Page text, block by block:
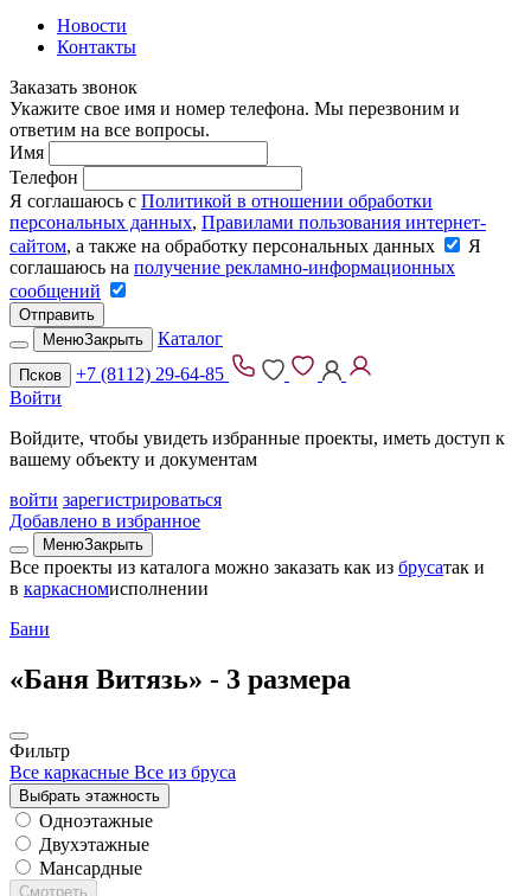
Новости
Контакты
Заказать звонок
Укажите свое имя и номер телефона. Мы перезвоним и
ответим на все вопросы.
Имя
Телефон
Я соглашаюсь с Политикой в отношении обработки
персональных данных, Правилами пользования интернет-
сайтом, а также на обработку персональных данных
Я
соглашаюсь на получение рекламно-информационных
сообщений
Отправить
МенюЗакрыть Каталог
Псков
+7 (8112) 29-64-85
Войти
Войдите, чтобы увидеть избранные проекты, иметь доступ к
вашему объекту и документам
войти зарегистрироваться
Добавлено в избранное
МенюЗакрыть
Все проекты из каталога можно заказать как из брусатак и
в каркасномисполнении
Бани
«Баня Витязь» - 3 размера
Фильтр
Все каркасные Все из бруса
Выбрать этажность
Одноэтажные
Двухэтажные
Мансардные
Смотреть